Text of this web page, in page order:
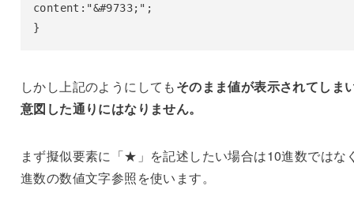
content:"&#9733;";
}
しかし上記のようにしてもそのまま値が表示されてしま
意図した通りにはなりません。
まず擬似要素に「★」を記述したい場合は10進数ではな
進数の数値文字参照を使います。